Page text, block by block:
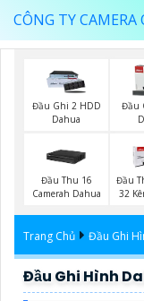
CÔNG TY CAMERA
Đầu Ghi 2 HDD
Dahua
Đầu
Đầu Thu 16
Camerah Dahua
Đầu
32
Trang Chủ Đầu Ghi
Đầu Ghi Hình